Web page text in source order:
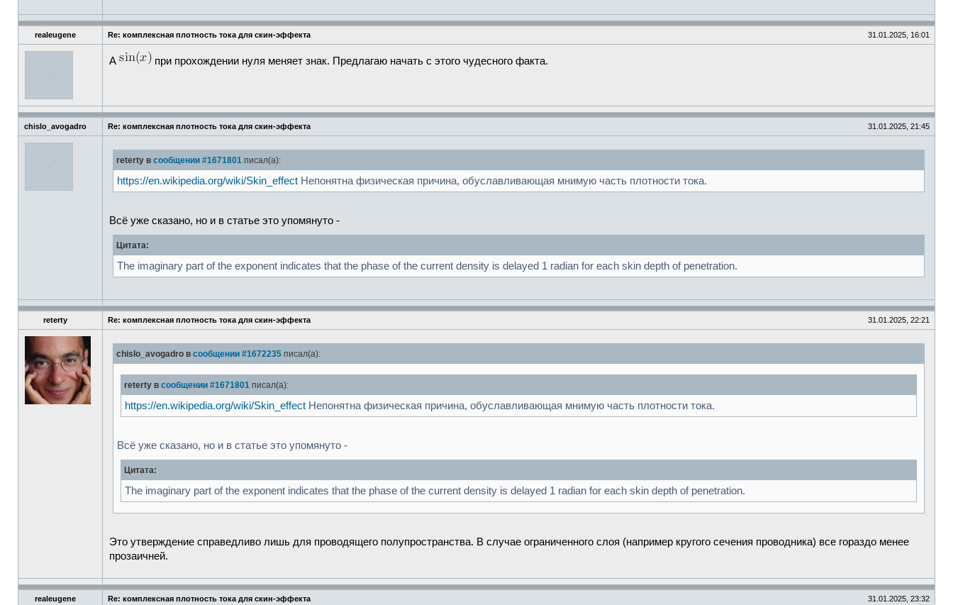
realeugene Re: комплексная плотность тока для скин-эффекта 31.01.2025, 16:01
А при прохождении нуля меняет знак. Предлагаю начать с этого чудесного факта.
chislo_avogadro Re: комплексная плотность тока для скин-эффекта 31.01.2025, 21:45
reterty в сообщении #1671801 писал(а):
https://en.wikipedia.org/wiki/Skin_effect Непонятна физическая причина, обуславливающая мнимую часть плотности тока.
Всё уже сказано, но и в статье это упомянуто -
Цитата:
The imaginary part of the exponent indicates that the phase of the current density is delayed 1 radian for each skin depth of penetration.
reterty Re: комплексная плотность тока для скин-эффекта 31.01.2025, 22:21
chislo_avogadro в сообщении #1672235 писал(а):
reterty в сообщении #1671801 писал(а):
https://en.wikipedia.org/wiki/Skin_effect Непонятна физическая причина, обуславливающая мнимую часть плотности тока.
Всё уже сказано, но и в статье это упомянуто -
Цитата:
The imaginary part of the exponent indicates that the phase of the current density is delayed 1 radian for each skin depth of penetration.
Это утверждение справедливо лишь для проводящего полупространства. В случае ограниченного слоя (например кругого сечения проводника) все гораздо менее
прозаичней.
realeugene Re: комплексная плотность тока для скин-эффекта 31.01.2025, 23:32